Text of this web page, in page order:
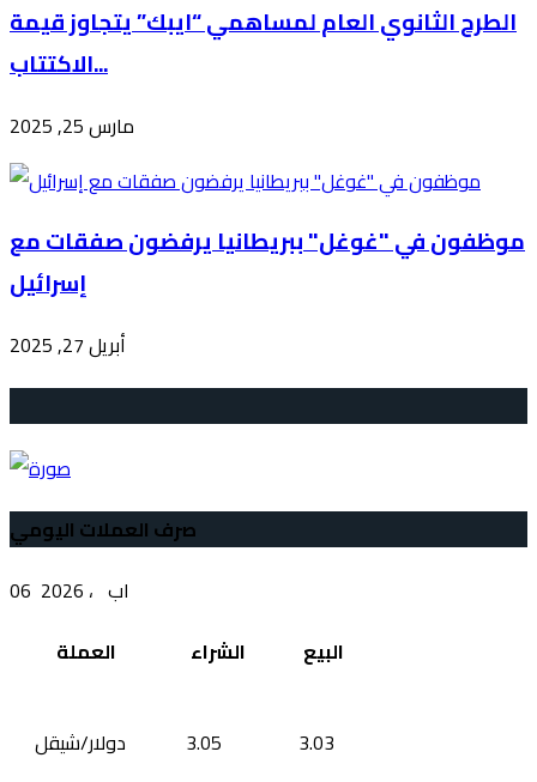
الطرح الثانوي العام لمساهمي “ايبك” يتجاوز قيمة
الاكتتاب...
مارس 25, 2025
موظفون في "غوغل" ببريطانيا يرفضون صفقات مع
إسرائيل
أبريل 27, 2025
صرف العملات اليومي
06 اب ، 2026
العملة
الشراء البيع
دولار/شيقل 3.05 3.03